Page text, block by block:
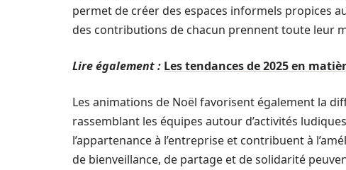
permet de créer des espaces informels propices
des contributions de chacun prennent toute leur
Lire également : Les tendances de 2025 en
Les animations de Noël favorisent également la
rassemblant les équipes autour d’activités
l’appartenance à l’entreprise et contribuent à
de bienveillance, de partage et de solidarité